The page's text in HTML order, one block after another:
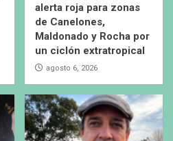
alerta roja para zonas
de Canelones,
Maldonado y Rocha por
un ciclón extratropical
agosto 6, 2026